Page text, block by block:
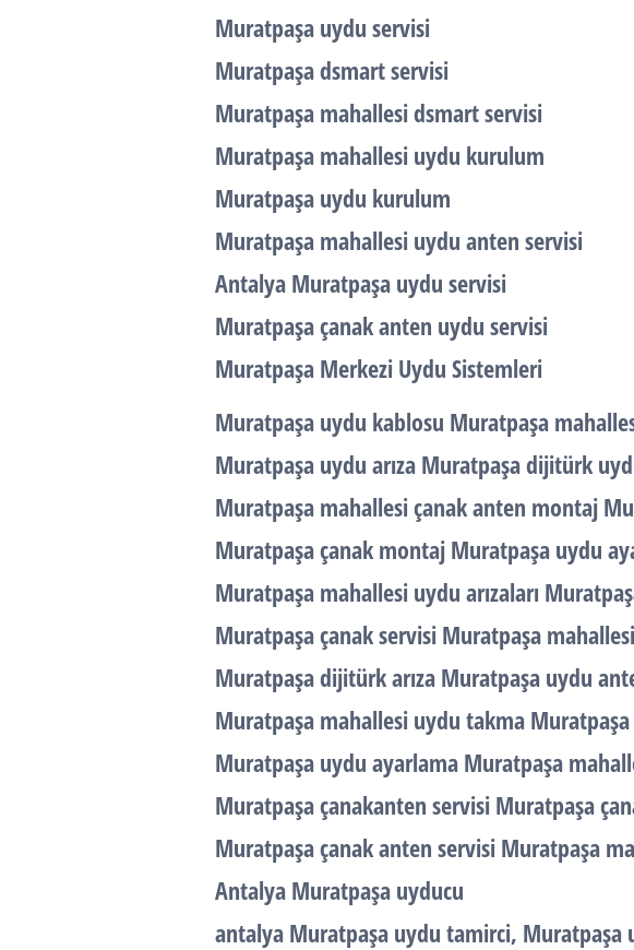
Muratpaşa uydu servisi
Muratpaşa dsmart servisi
Muratpaşa mahallesi dsmart servisi
Muratpaşa mahallesi uydu kurulum
Muratpaşa uydu kurulum
Muratpaşa mahallesi uydu anten servisi
Antalya Muratpaşa uydu servisi
Muratpaşa çanak anten uydu servisi
Muratpaşa Merkezi Uydu Sistemleri
Muratpaşa uydu kablosu Muratpaşa
Muratpaşa uydu arıza Muratpaşa dijitürk
Muratpaşa mahallesi çanak anten montaj
Muratpaşa çanak montaj Muratpaşa uydu
Muratpaşa mahallesi uydu arızaları
Muratpaşa çanak servisi Muratpaşa
Muratpaşa dijitürk arıza Muratpaşa uydu
Muratpaşa mahallesi uydu takma
Muratpaşa uydu ayarlama Muratpaşa
Muratpaşa çanakanten servisi Muratpaşa
Muratpaşa çanak anten servisi Muratpaşa
Antalya Muratpaşa uyducu
antalya Muratpaşa uydu tamirci,